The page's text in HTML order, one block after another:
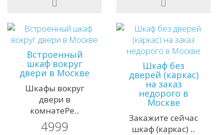
Встроенный
шкаф вокруг
двери в Москве
Шкафы вокруг
двери в
комнатеРе..
4999
Шкаф без
дверей (каркас)
на заказ
недорого в
Москве
Закажите сейчас
шкаф (каркас) ..